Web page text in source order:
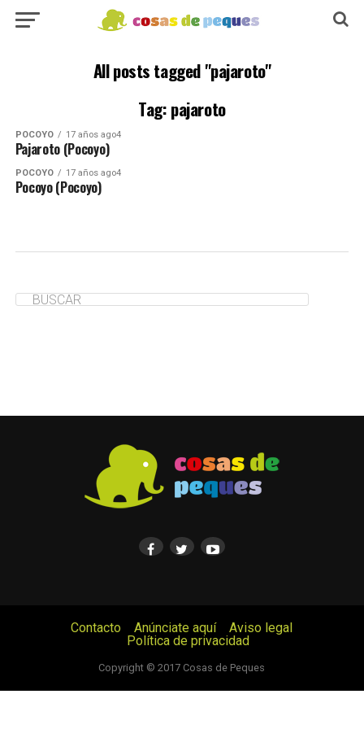
All posts tagged "pajaroto"
Tag: pajaroto
POCOYO 17 años ago4
Pajaroto (Pocoyo)
POCOYO 17 años ago4
Pocoyo (Pocoyo)
Contacto Anúnciate aquí
Aviso legal
Política de privacidad
Copyright © 2017 Cosas de Peques